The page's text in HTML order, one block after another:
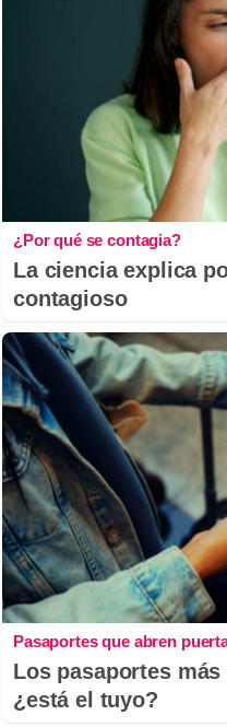
¿Por qué se contagia?
La ciencia explica
contagioso
Pasaportes que abren
Los pasaportes
¿está el tuyo?